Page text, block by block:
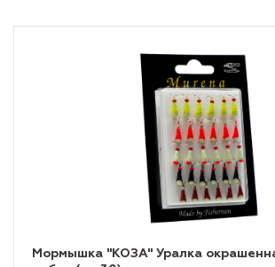
Мормышка "КОЗА" Уралка